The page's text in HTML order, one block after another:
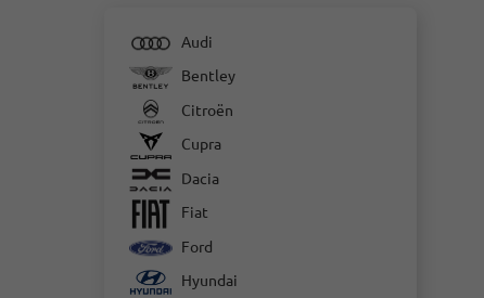
Audi
Bentley
Citroën
Cupra
Dacia
Fiat
Ford
Hyundai